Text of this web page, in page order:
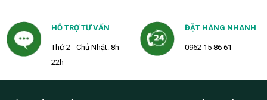
HỖ TRỢ TƯ VẤN
Thứ 2 - Chủ Nhật: 8h -
22h
ĐẶT HÀNG NHANH
0962 15 86 61